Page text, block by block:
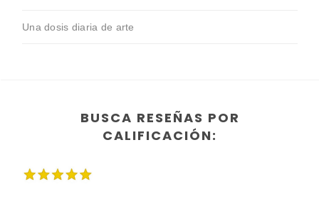
Una dosis diaria de arte
BUSCA RESEÑAS POR
CALIFICACIÓN: